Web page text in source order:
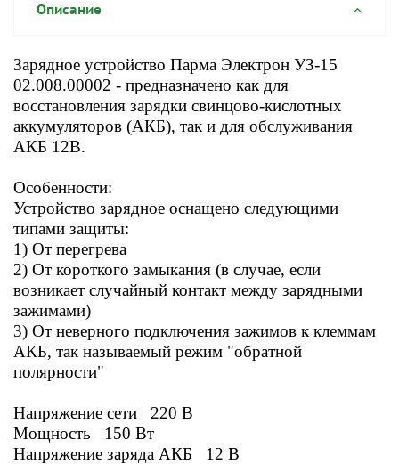
Описание
Зарядное устройство Парма Электрон УЗ-15
02.008.00002 - предназначено как для
восстановления зарядки свинцово-кислотных
аккумуляторов (АКБ), так и для обслуживания
АКБ 12В.
Особенности:
Устройство зарядное оснащено следующими
типами защиты:
1) От перегрева
2) От короткого замыкания (в случае, если
возникает случайный контакт между зарядными
зажимами)
3) От неверного подключения зажимов к клеммам
АКБ, так называемый режим "обратной
полярности"
Напряжение сети 220 В
Мощность 150 Вт
Напряжение заряда АКБ 12 В